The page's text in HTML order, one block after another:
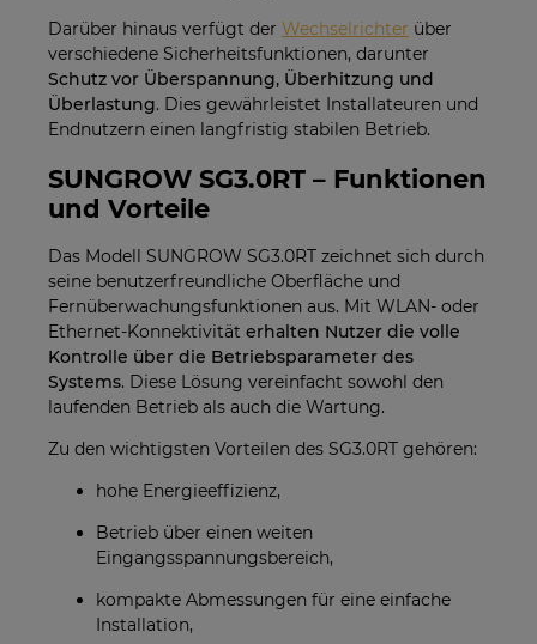
Darüber hinaus verfügt der Wechselrichter über
verschiedene Sicherheitsfunktionen, darunter
Schutz vor Überspannung, Überhitzung und
Überlastung. Dies gewährleistet Installateuren und
Endnutzern einen langfristig stabilen Betrieb.
SUNGROW SG3.0RT – Funktionen
und Vorteile
Das Modell SUNGROW SG3.0RT zeichnet sich durch
seine benutzerfreundliche Oberfläche und
Fernüberwachungsfunktionen aus. Mit WLAN- oder
Ethernet-Konnektivität erhalten Nutzer die volle
Kontrolle über die Betriebsparameter des
Systems. Diese Lösung vereinfacht sowohl den
laufenden Betrieb als auch die Wartung.
Zu den wichtigsten Vorteilen des SG3.0RT gehören:
hohe Energieeffizienz,
Betrieb über einen weiten
Eingangsspannungsbereich,
kompakte Abmessungen für eine einfache
Installation,